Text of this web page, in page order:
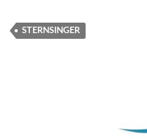
STERNSINGER